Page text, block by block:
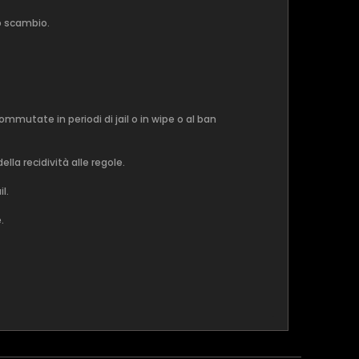
scambio.
in periodi di jail o in wipe o al ban
recidività alle regole.